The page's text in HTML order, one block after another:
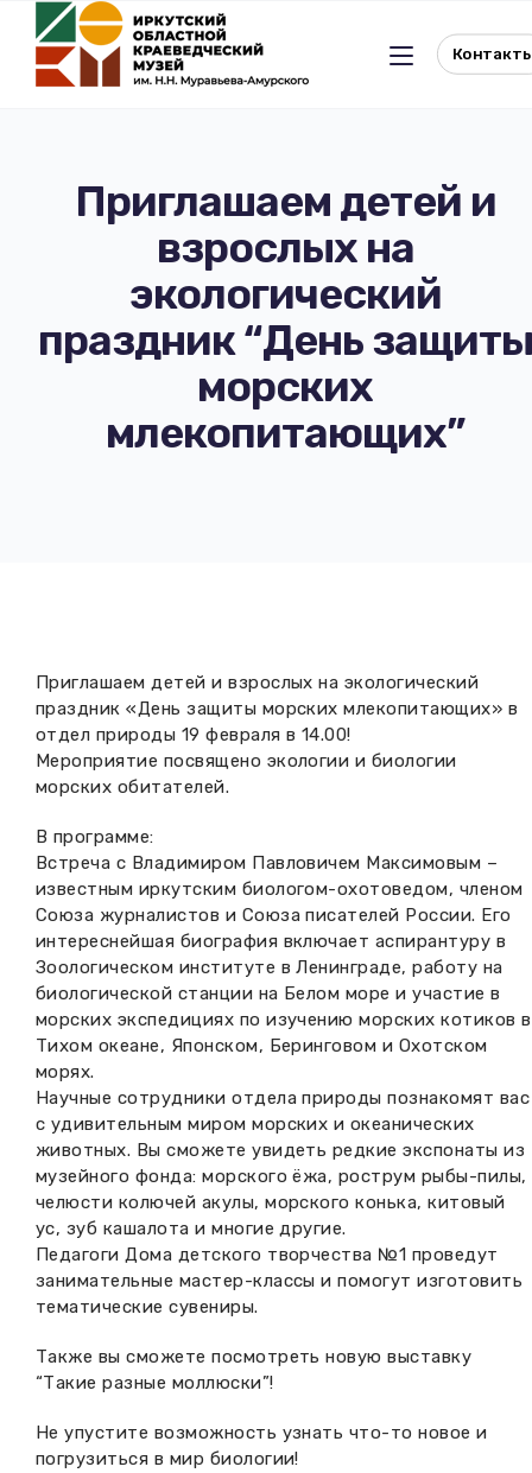
Льготное посещение музея
Реквизиты музея
Документы
Научные издания
Прейскурант
Фонды и коллекции
Партнеры
Дирекция
Отдел истории
Отдел природы
Музейная студия
КПЦ им. свт. Иннокентия (Вениаминова)
Научно-фондовый отдел
Мемориальный дом А.М. Тюрюмина
Передвижные выставки
Отчетность
Приглашаем детей и
взрослых на
экологический
праздник “День защиты
морских
млекопитающих”
Приглашаем детей и взрослых на экологический
праздник «День защиты морских млекопитающих» в
отдел природы 19 февраля в 14.00!
Мероприятие посвящено экологии и биологии
морских обитателей.
В программе:
Встреча с Владимиром Павловичем Максимовым –
известным иркутским биологом-охотоведом, членом
Союза журналистов и Союза писателей России. Его
интереснейшая биография включает аспирантуру в
Зоологическом институте в Ленинграде, работу на
биологической станции на Белом море и участие в
морских экспедициях по изучению морских котиков в
Тихом океане, Японском, Беринговом и Охотском
морях.
Научные сотрудники отдела природы познакомят вас
с удивительным миром морских и океанических
животных. Вы сможете увидеть редкие экспонаты из
музейного фонда: морского ёжа, рострум рыбы-пилы,
челюсти колючей акулы, морского конька, китовый
ус, зуб кашалота и многие другие.
Педагоги Дома детского творчества №1 проведут
занимательные мастер-классы и помогут изготовить
тематические сувениры.
Также вы сможете посмотреть новую выставку
“Такие разные моллюски”!
Не упустите возможность узнать что-то новое и
погрузиться в мир биологии!